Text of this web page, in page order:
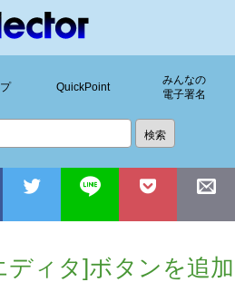
QuickPoint
みんなの
電子署名
ディタ]ボタンを追加